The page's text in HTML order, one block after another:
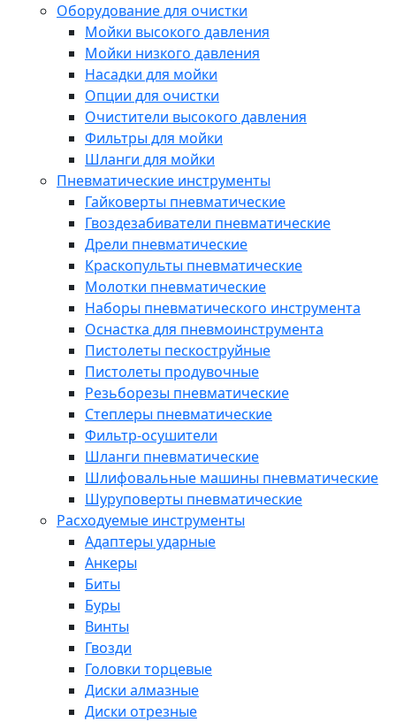
Оборудование для очистки
Мойки высокого давления
Мойки низкого давления
Насадки для мойки
Опции для очистки
Очистители высокого давления
Фильтры для мойки
Шланги для мойки
Пневматические инструменты
Гайковерты пневматические
Гвоздезабиватели пневматические
Дрели пневматические
Краскопульты пневматические
Молотки пневматические
Наборы пневматического инструмента
Оснастка для пневмоинструмента
Пистолеты пескоструйные
Пистолеты продувочные
Резьборезы пневматические
Степлеры пневматические
Фильтр-осушители
Шланги пневматические
Шлифовальные машины пневматические
Шуруповерты пневматические
Расходуемые инструменты
Адаптеры ударные
Анкеры
Биты
Буры
Винты
Гвозди
Головки торцевые
Диски алмазные
Диски отрезные